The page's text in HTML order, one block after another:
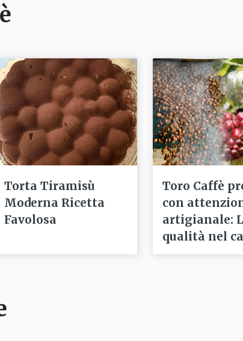
Torta Tiramisù
Moderna Ricetta
Favolosa
Toro Caffè
con
artigianale:
qualità nel